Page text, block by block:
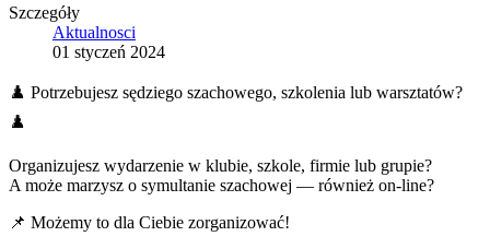
Szczegóły
Aktualnosci
01 styczeń 2024
♟️ Potrzebujesz sędziego szachowego, szkolenia lub warsztatów?
♟️
Organizujesz wydarzenie w klubie, szkole, firmie lub grupie?
A może marzysz o symultanie szachowej — również on-line?
📌 Możemy to dla Ciebie zorganizować!